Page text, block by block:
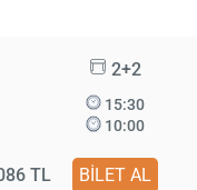
2+2
15:30
10:00
TL BİLET AL